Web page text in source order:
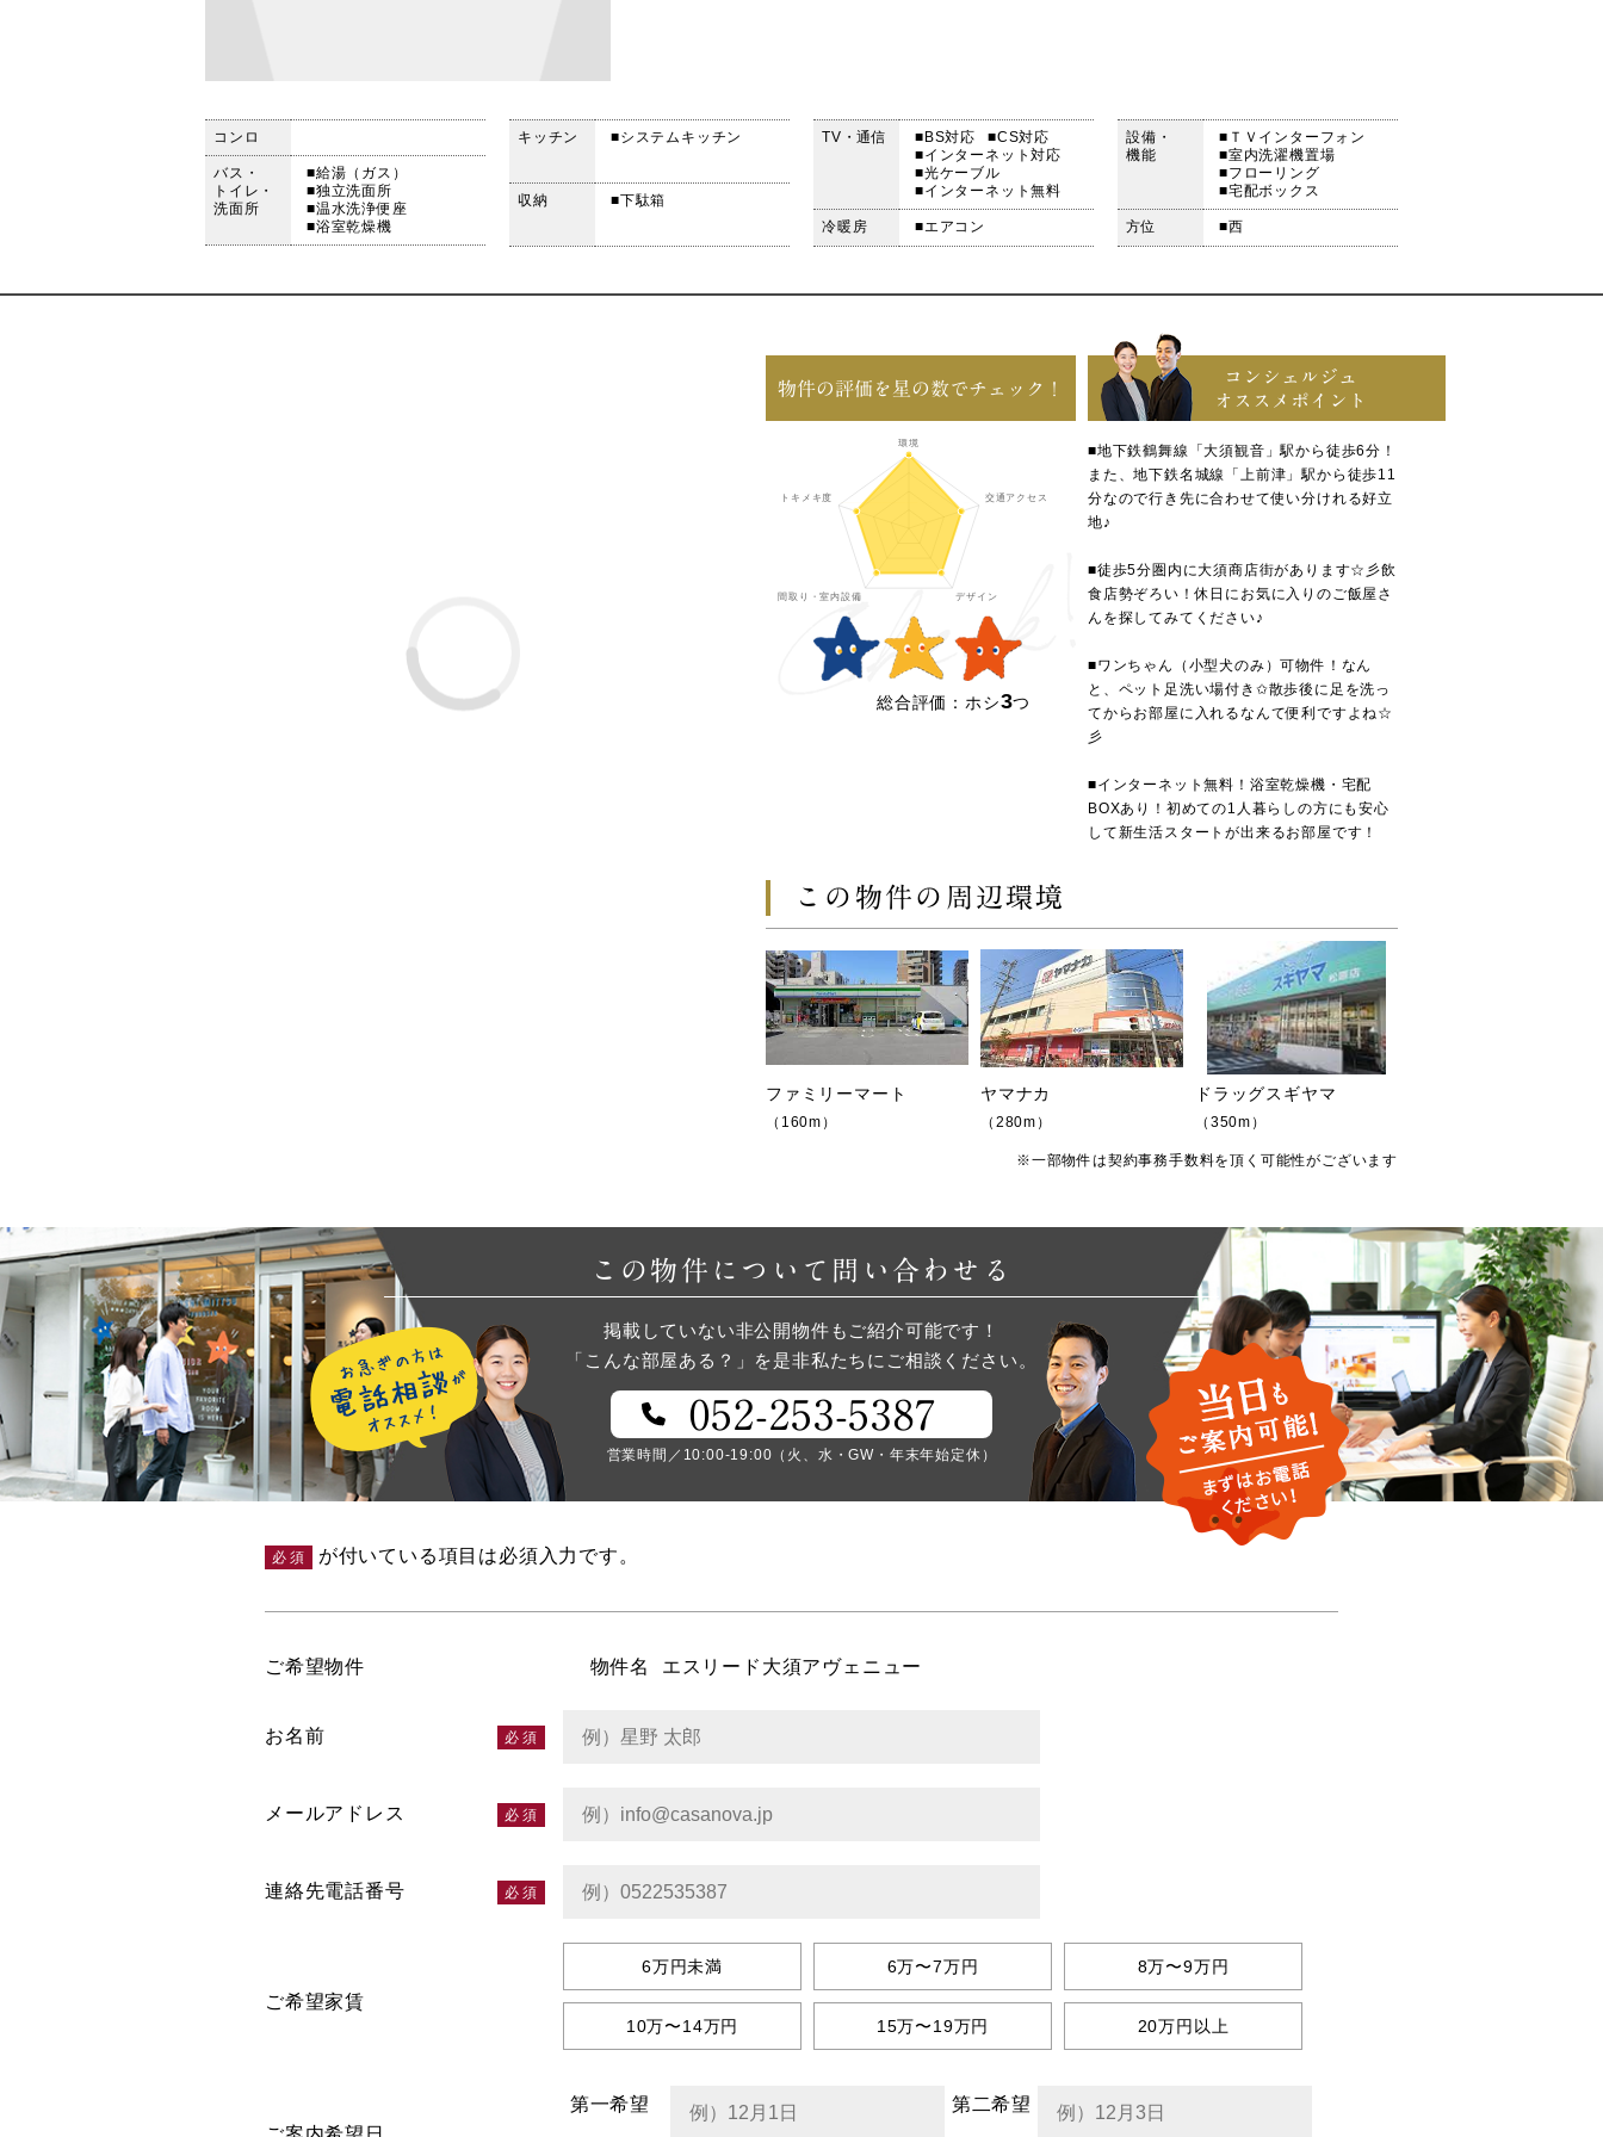
コンロ
バス・
トイレ・
洗面所
■給湯（ガス）
■独立洗面所
■温水洗浄便座
■浴室乾燥機
キッチン ■システムキッチン
収納 ■下駄箱
TV・通信 ■BS対応
■CS対応
■インターネット対応
■光ケーブル
■インターネット無料
冷暖房 ■エアコン
設備・
機能
■ＴＶインターフォン
■室内洗濯機置場
■フローリング
■宅配ボックス
方位 ■西
物件の評価を星の数でチェック！
総合評価：ホシ3つ
コンシェルジュ
オススメポイント
■地下鉄鶴舞線「大須観音」駅から徒歩6分！
また、地下鉄名城線「上前津」駅から徒歩11
分なので行き先に合わせて使い分けれる好立
地♪
■徒歩5分圏内に大須商店街があります☆彡飲
食店勢ぞろい！休日にお気に入りのご飯屋さ
んを探してみてください♪
■ワンちゃん（小型犬のみ）可物件！なん
と、ペット足洗い場付き✩散歩後に足を洗っ
てからお部屋に入れるなんて便利ですよね☆
彡
■インターネット無料！浴室乾燥機・宅配
BOXあり！初めての1人暮らしの方にも安心
して新生活スタートが出来るお部屋です！
この物件の周辺環境
ファミリーマート
（160m）
ヤマナカ
（280m）
ドラッグスギヤマ
（350m）
※一部物件は契約事務手数料を頂く可能性がございます
この物件について問い合わせる
掲載していない非公開物件もご紹介可能です！
「こんな部屋ある？」を是非私たちにご相談ください。
052-253-5387
営業時間／10:00-19:00（火、水・GW・年末年始定休）
必須 が付いている項目は必須入力です。
ご希望物件 物件名 エスリード大須アヴェニュー
お名前
メールアドレス
連絡先電話番号
ご希望家賃
6万円未満 6万〜7万円 8万〜9万円
10万〜14万円 15万〜19万円 20万円以上
第一希望 第二希望